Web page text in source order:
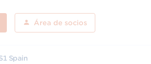
Área de socios
Spain